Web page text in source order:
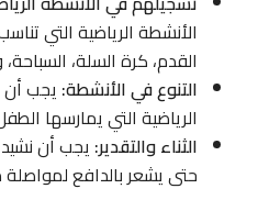
الأنشطة الرياضية التي
القدم، كرة السلة،
التنوع في الأنشطة: يجب أن
الرياضية التي يمارسها
الثناء والتقدير: يجب أن
حتى يشعر بالدافع